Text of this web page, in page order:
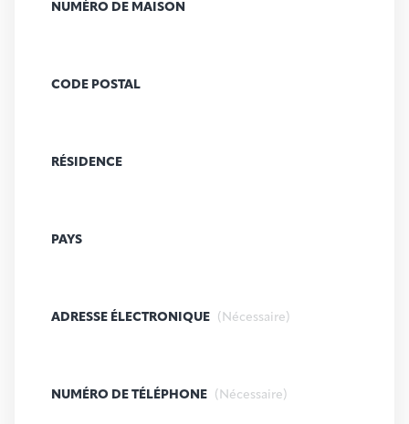
NUMÉRO DE MAISON
CODE POSTAL
RÉSIDENCE
PAYS
ADRESSE ÉLECTRONIQUE (Nécessaire)
NUMÉRO DE TÉLÉPHONE (Nécessaire)